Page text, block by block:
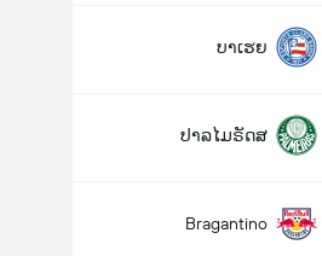
ບາເຮຍ
ປາລໄມຣັດສ
Bragantino